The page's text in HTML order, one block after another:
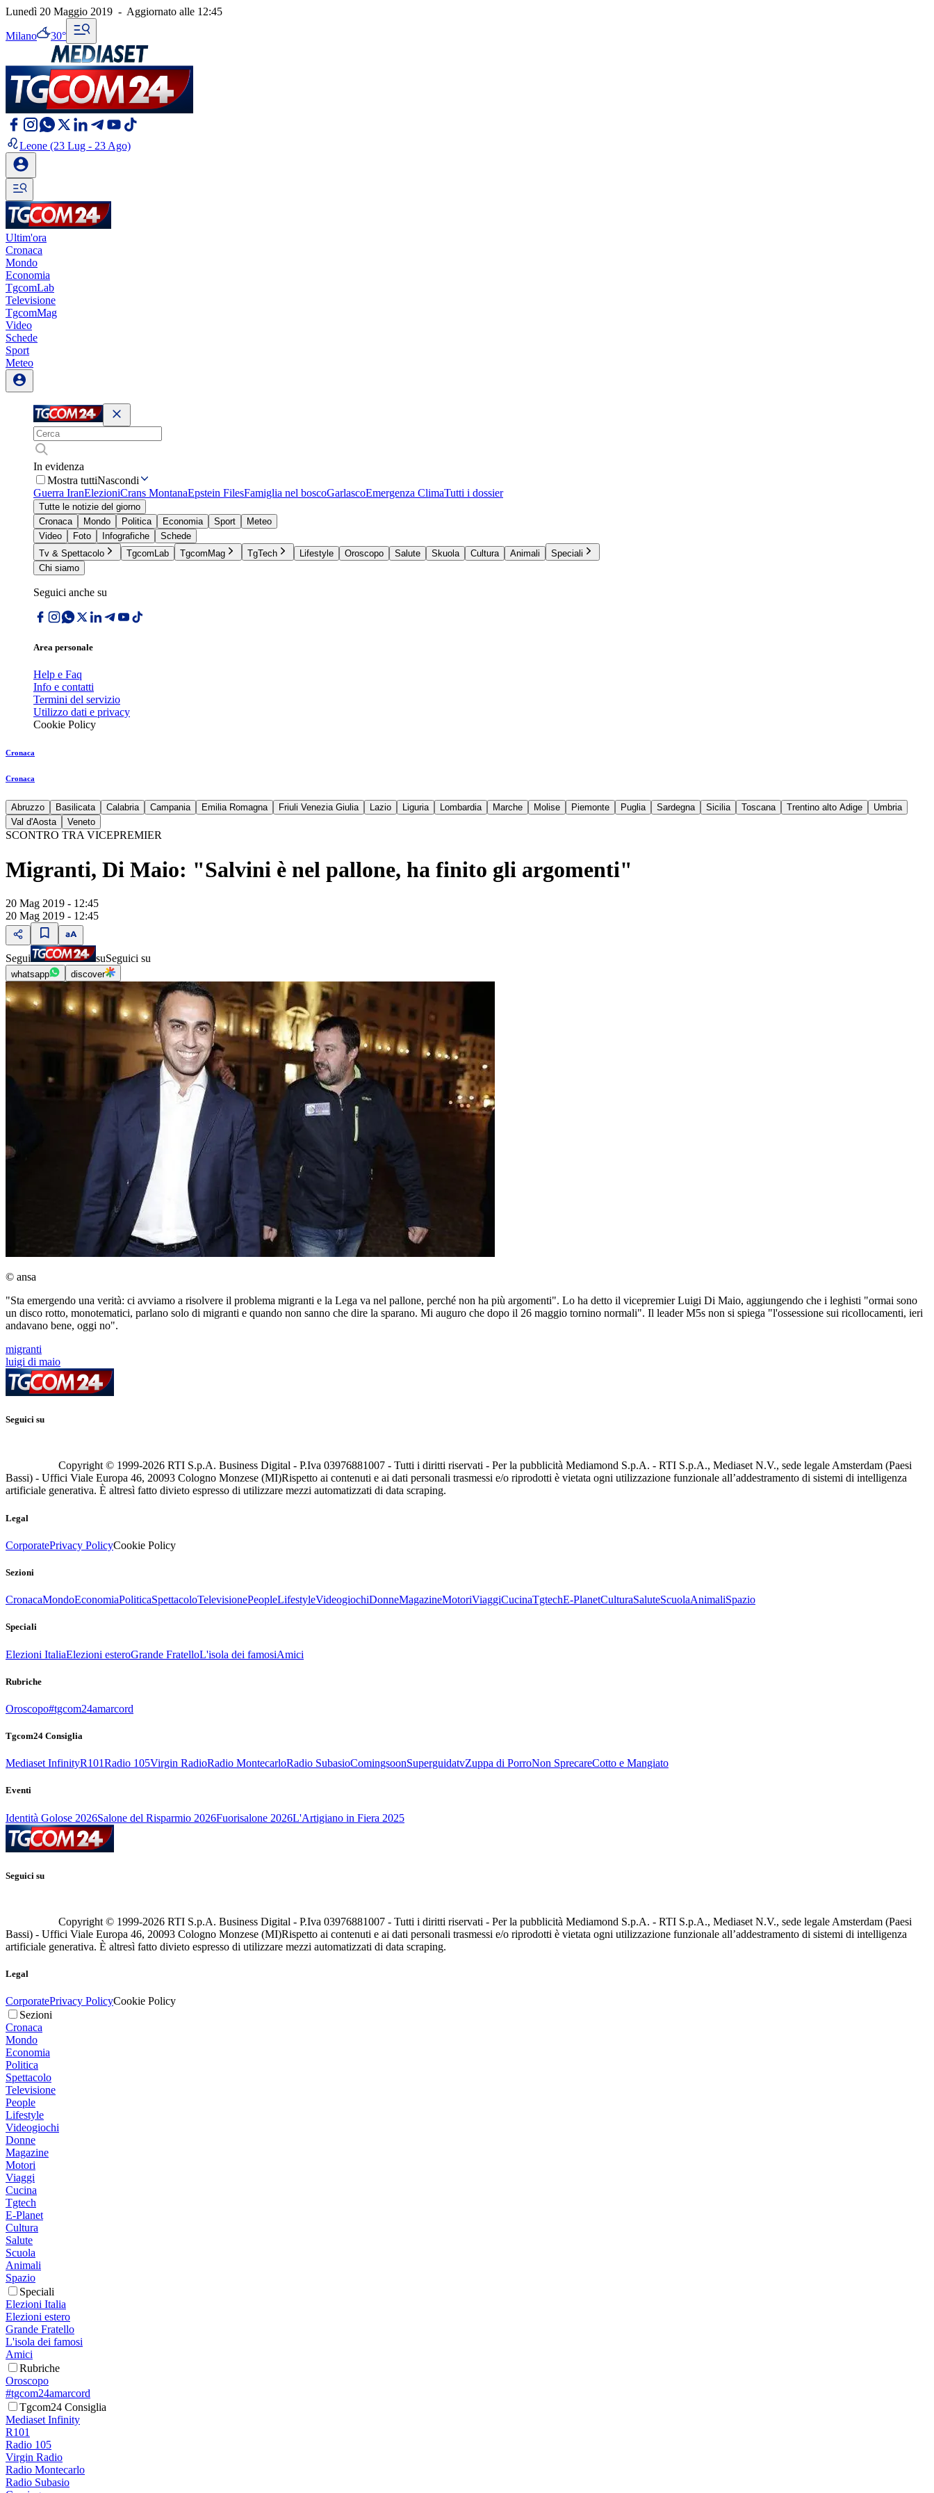
Lunedì 20 Maggio 2019 - Aggiornato alle 12:45
Milano 30°
Leone (23 Lug - 23 Ago)
Ultim'ora
Cronaca
Mondo
Economia
TgcomLab
Televisione
TgcomMag
Video
Schede
Sport
Meteo
In evidenza
Mostra tuttiNascondi
Guerra IranElezioniCrans MontanaEpstein FilesFamiglia nel boscoGarlascoEmergenza ClimaTutti i dossier
Tutte le notizie del giorno
Cronaca
Mondo Politica Economia Sport
Meteo
Video
Foto Infografiche
Schede
Tv & Spettacolo
TgcomLab TgcomMag TgTech Lifestyle Oroscopo Salute Skuola Cultura Animali
Speciali
Chi siamo
Seguici anche su
Area personale
Help e Faq
Info e contatti
Termini del servizio
Utilizzo dati e privacy
Cookie Policy
Cronaca
Cronaca
Abruzzo Basilicata Calabria Campania Emilia Romagna Friuli Venezia Giulia Lazio Liguria Lombardia Marche Molise Piemonte Puglia Sardegna Sicilia Toscana Trentino alto Adige
Umbria
Val d'Aosta
Veneto
SCONTRO TRA VICEPREMIER
Migranti, Di Maio: "Salvini è nel pallone, ha finito gli argomenti"
20 Mag 2019 - 12:45
20 Mag 2019 - 12:45
Segui suSeguici su
whatsapp discover
© ansa
"Sta emergendo una verità: ci avviamo a risolvere il problema migranti e la Lega va nel pallone, perché non ha più argomenti". Lo ha detto il vicepremier Luigi Di Maio, aggiungendo che i leghisti "ormai sono
un disco rotto, monotematici, parlano solo di migranti e quando non sanno che dire la sparano. Mi auguro che dopo il 26 maggio tornino normali". Il leader M5s non si spiega "l'ossessione sui ricollocamenti, ieri
andavano bene, oggi no".
migranti
luigi di maio
Seguici su
Copyright © 1999-2026 RTI S.p.A. Business Digital - P.Iva 03976881007 - Tutti i diritti riservati - Per la pubblicità Mediamond S.p.A. - RTI S.p.A., Mediaset N.V., sede legale Amsterdam (Paesi
Bassi) - Uffici Viale Europa 46, 20093 Cologno Monzese (MI)Rispetto ai contenuti e ai dati personali trasmessi e/o riprodotti è vietata ogni utilizzazione funzionale all’addestramento di sistemi di intelligenza
artificiale generativa. È altresì fatto divieto espresso di utilizzare mezzi automatizzati di data scraping.
Legal
CorporatePrivacy PolicyCookie Policy
Sezioni
CronacaMondoEconomiaPoliticaSpettacoloTelevisionePeopleLifestyleVideogiochiDonneMagazineMotoriViaggiCucinaTgtechE-PlanetCulturaSaluteScuolaAnimaliSpazio
Speciali
Elezioni ItaliaElezioni esteroGrande FratelloL'isola dei famosiAmici
Rubriche
Oroscopo#tgcom24amarcord
Tgcom24 Consiglia
Mediaset InfinityR101Radio 105Virgin RadioRadio MontecarloRadio SubasioComingsoonSuperguidatvZuppa di PorroNon SprecareCotto e Mangiato
Eventi
Identità Golose 2026Salone del Risparmio 2026Fuorisalone 2026L'Artigiano in Fiera 2025
Seguici su
Copyright © 1999-2026 RTI S.p.A. Business Digital - P.Iva 03976881007 - Tutti i diritti riservati - Per la pubblicità Mediamond S.p.A. - RTI S.p.A., Mediaset N.V., sede legale Amsterdam (Paesi
Bassi) - Uffici Viale Europa 46, 20093 Cologno Monzese (MI)Rispetto ai contenuti e ai dati personali trasmessi e/o riprodotti è vietata ogni utilizzazione funzionale all’addestramento di sistemi di intelligenza
artificiale generativa. È altresì fatto divieto espresso di utilizzare mezzi automatizzati di data scraping.
Legal
CorporatePrivacy PolicyCookie Policy
Sezioni
Cronaca
Mondo
Economia
Politica
Spettacolo
Televisione
People
Lifestyle
Videogiochi
Donne
Magazine
Motori
Viaggi
Cucina
Tgtech
E-Planet
Cultura
Salute
Scuola
Animali
Spazio
Speciali
Elezioni Italia
Elezioni estero
Grande Fratello
L'isola dei famosi
Amici
Rubriche
Oroscopo
#tgcom24amarcord
Tgcom24 Consiglia
Mediaset Infinity
R101
Radio 105
Virgin Radio
Radio Montecarlo
Radio Subasio